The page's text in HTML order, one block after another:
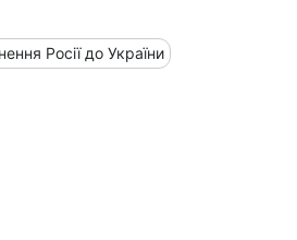
Росії до України